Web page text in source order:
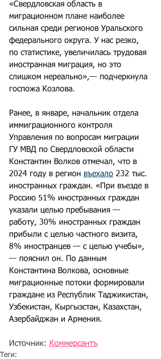
«Свердловская область в
миграционном плане наиболее
сильная среди регионов Уральского
федерального округа. У нас резко,
по статистике, увеличилась трудовая
иностранная миграция, но это
слишком нереально»,— подчеркнула
госпожа Козлова.
Ранее, в январе, начальник отдела
иммиграционного контроля
Управления по вопросам миграции
ГУ МВД по Свердловской области
Константин Волков отмечал, что в
2024 году в регион въехало 232 тыс.
иностранных граждан. «При въезде в
Россию 51% иностранных граждан
указали целью пребывания —
работу, 30% иностранных граждан
прибыли с целью частного визита,
8% иностранцев — с целью учебы»,
— пояснил он. По данным
Константина Волкова, основные
миграционные потоки формировали
граждане из Республик Таджикистан,
Узбекистан, Кыргызстан, Казахстан,
Азербайджан и Армения.
Источник: Коммерсантъ
Теги: